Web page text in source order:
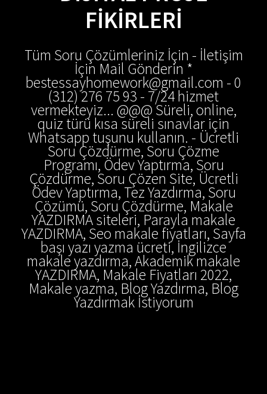
FIKIRLERI
Tüm Soru Çözümleriniz İçin - İletişim
İçin Mail Gönderin *
bestessayhomework@gmail.com - 0
(312) 276 75 93 - 7/24 hizmet
vermekteyiz... @@@ Süreli, online,
quiz türü kısa süreli sınavlar için
Whatsapp tuşunu kullanın. - Ücretli
Soru Çözdürme, Soru Çözme
Programı, Ödev Yaptırma, Soru
Çözdürme, Soru Çözen Site, Ücretli
Ödev Yaptırma, Tez Yazdırma, Soru
Çözümü, Soru Çözdürme, Makale
YAZDIRMA siteleri, Parayla makale
YAZDIRMA, Seo makale fiyatları, Sayfa
başı yazı yazma ücreti, İngilizce
makale yazdırma, Akademik makale
YAZDIRMA, Makale Fiyatları 2022,
Makale yazma, Blog Yazdırma, Blog
Yazdırmak İstiyorum